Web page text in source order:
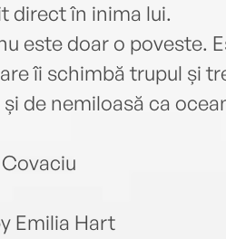
direct în inima lui.
este doar o poveste.
îi schimbă trupul și
de nemiloasă ca
Emilia Hart